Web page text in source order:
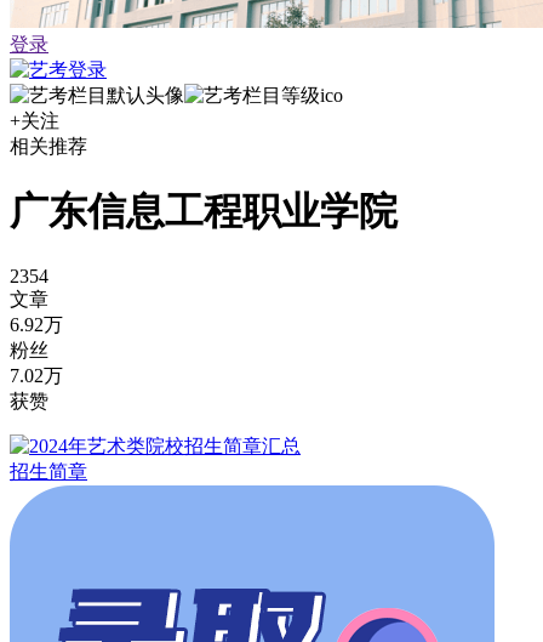
登录
+关注
相关推荐
广东信息工程职业学院
2354
文章
6.92万
粉丝
7.02万
获赞
招生简章